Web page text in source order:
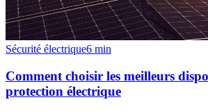
Sécurité électrique6 min
Comment choisir les meilleurs
protection électrique